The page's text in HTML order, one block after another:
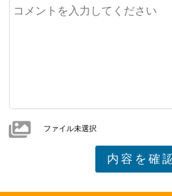
ファイル未選択